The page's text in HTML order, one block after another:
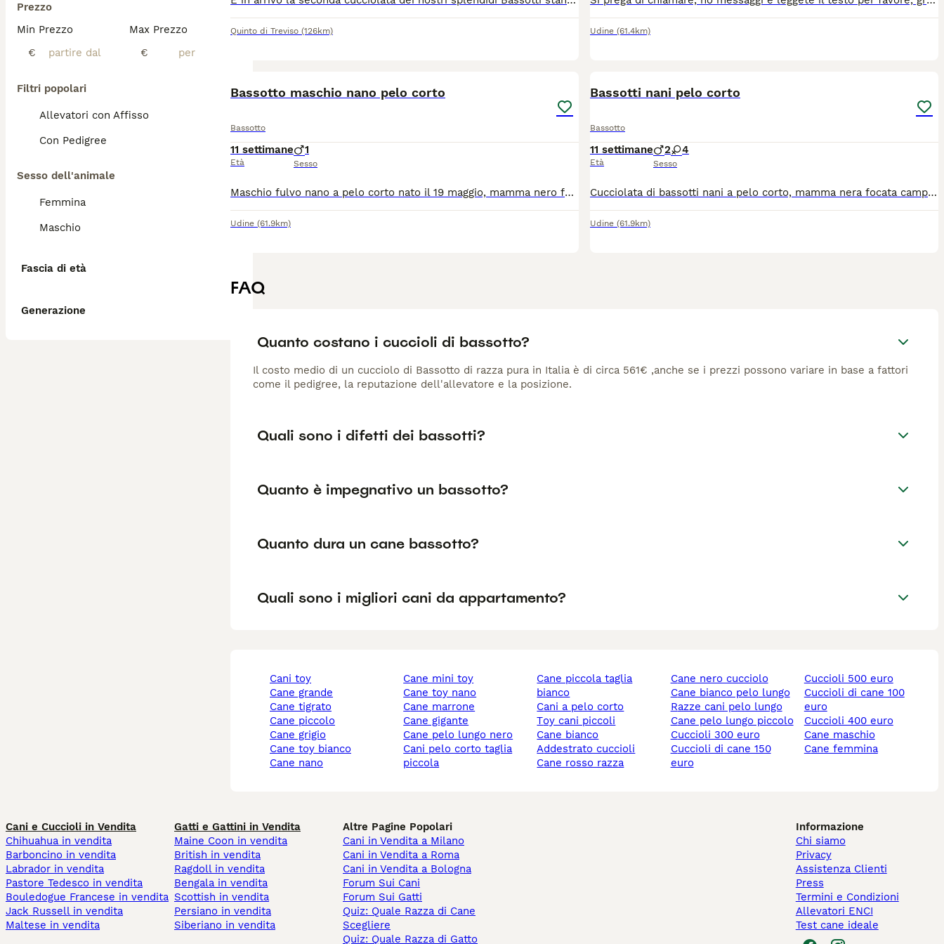
Prezzo
Min Prezzo
€
Max Prezzo
€
Filtri popolari
Allevatori con Affisso
Con Pedigree
Sesso dell'animale
Femmina
Maschio
Fascia di età
Generazione
Quinto di Treviso (126km) Udine (61.4km)
Bassotto maschio nano pelo corto
Bassotto
11 settimane
Età
1
Sesso
Maschio fulvo nano a pelo corto nato il 19 maggio, mamma nero focata e papà arlecchino cioccolato kaninchen pluri titolati e premiati nelle expo in Italia ed all'estero, le foto del papà sono di domenica 21 giugno all'Expo nazionale di Vicenza premiato alla Speciale Bassotti come il secondo bassotto più bello di tutta la mostra. Sono nati in casa, no box! Cuccioli socializzati. Si possono riservare, verranno ceduti verso fine luglio con ciclo di sverminazione, microchip, iscrizione all'anagrafe canina, pedigree. Posso arrivare in tutta Italia, abbiamo dei corrieri fidati che viaggiano con mezzi omologati. Per informazioni si prega di chiamare in allevamento al 3297185333
Udine (61.9km)
Bassotti nani pelo corto
Bassotto
11 settimane
Età
2 4
Sesso
Cucciolata di bassotti nani a pelo corto, mamma nera focata campionessa di expo pluri premiata, papà kaninchen arlecchino cioccolato. Sono disponibili per essere riservati ancora due maschi fulvi e tre femmine fulve e fulve carbonato. Si prega di chiamare in allevamento al 3297185333. I cuccioli possono arrivare in tutta Italia con un servizio di trasporto professionale omologato, aiutiamo nella consegna
Udine (61.9km)
FAQ
Quanto costano i cuccioli di bassotto?
Il costo medio di un cucciolo di Bassotto di razza pura in Italia è di circa 561€ ,anche se i prezzi possono variare in base a fattori
come il pedigree, la reputazione dell'allevatore e la posizione.
Quali sono i difetti dei bassotti?
Quanto è impegnativo un bassotto?
Quanto dura un cane bassotto?
Quali sono i migliori cani da appartamento?
cani toy
cane grande
cane tigrato
cane piccolo
cane grigio
cane toy bianco
cane nano
cane mini toy
cane toy nano
cane marrone
cane gigante
cane pelo lungo nero
cani pelo corto taglia
piccola
cane piccola taglia
bianco
cani a pelo corto
toy cani piccoli
cane bianco
addestrato cuccioli
cane rosso razza
cane nero cucciolo
cane bianco pelo lungo
razze cani pelo lungo
cane pelo lungo piccolo
cuccioli 300 euro
cuccioli di cane 150
euro
cuccioli 500 euro
cuccioli di cane 100
euro
cuccioli 400 euro
cane maschio
cane femmina
Cani e Cuccioli in Vendita
Chihuahua in vendita
Barboncino in vendita
Labrador in vendita
Pastore Tedesco in vendita
Bouledogue Francese in vendita
Jack Russell in vendita
Maltese in vendita
Gatti e Gattini in Vendita
Maine Coon in vendita
British in vendita
Ragdoll in vendita
Bengala in vendita
Scottish in vendita
Persiano in vendita
Siberiano in vendita
Altre Pagine Popolari
Cani in Vendita a Milano
Cani in Vendita a Roma
Cani in Vendita a Bologna
Forum Sui Cani
Forum Sui Gatti
Quiz: Quale Razza di Cane
Scegliere
Quiz: Quale Razza di Gatto
Informazione
Chi siamo
Privacy
Assistenza Clienti
Press
Termini e Condizioni
Allevatori ENCI
Test cane ideale